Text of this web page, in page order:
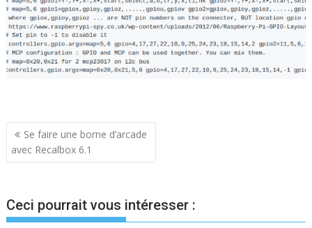
Navigation
de
Se faire une borne d’arcade
avec Recalbox 6.1
Ceci pourrait vous intéresser :